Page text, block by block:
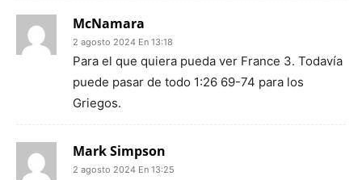
McNamara
2 agosto 2024 En 13:18
Para el que quiera pueda ver France 3. Todavía
puede pasar de todo 1:26 69-74 para los
Griegos.
Mark Simpson
2 agosto 2024 En 13:25